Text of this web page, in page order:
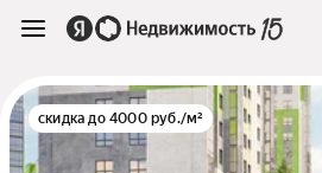
скидка до 4000 руб./м²